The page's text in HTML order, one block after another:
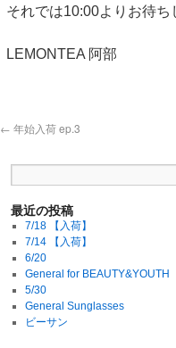
それでは10:00よりお待ち
LEMONTEA 阿部
← 年始入荷 ep.3
最近の投稿
7/18 【入荷】
7/14 【入荷】
6/20
General for BEAUTY&YOUTH
5/30
General Sunglasses
ビーサン